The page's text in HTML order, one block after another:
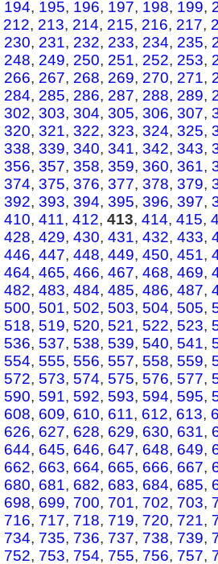
194, 195, 196, 197, 198, 199,
212, 213, 214, 215, 216, 217,
230, 231, 232, 233, 234, 235,
248, 249, 250, 251, 252, 253,
266, 267, 268, 269, 270, 271,
284, 285, 286, 287, 288, 289,
302, 303, 304, 305, 306, 307,
320, 321, 322, 323, 324, 325,
338, 339, 340, 341, 342, 343,
356, 357, 358, 359, 360, 361,
374, 375, 376, 377, 378, 379,
392, 393, 394, 395, 396, 397,
410, 411, 412, 413, 414, 415,
428, 429, 430, 431, 432, 433,
446, 447, 448, 449, 450, 451,
464, 465, 466, 467, 468, 469,
482, 483, 484, 485, 486, 487,
500, 501, 502, 503, 504, 505,
518, 519, 520, 521, 522, 523,
536, 537, 538, 539, 540, 541,
554, 555, 556, 557, 558, 559,
572, 573, 574, 575, 576, 577,
590, 591, 592, 593, 594, 595,
608, 609, 610, 611, 612, 613,
626, 627, 628, 629, 630, 631,
644, 645, 646, 647, 648, 649,
662, 663, 664, 665, 666, 667,
680, 681, 682, 683, 684, 685,
698, 699, 700, 701, 702, 703,
716, 717, 718, 719, 720, 721,
734, 735, 736, 737, 738, 739,
752, 753, 754, 755, 756, 757,